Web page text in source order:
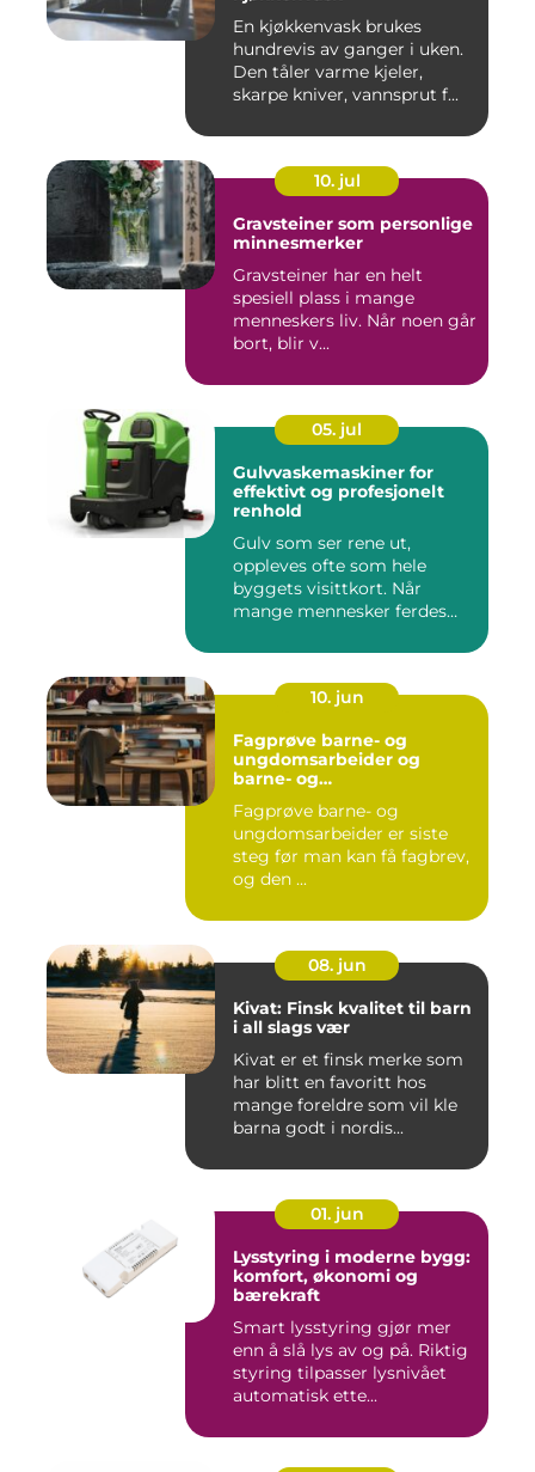
En kjøkkenvask brukes
hundrevis av ganger i uken.
Den tåler varme kjeler,
skarpe kniver, vannsprut f...
10. jul
Gravsteiner som personlige
minnesmerker
Gravsteiner har en helt
spesiell plass i mange
menneskers liv. Når noen går
bort, blir v...
05. jul
Gulvvaskemaskiner for
effektivt og profesjonelt
renhold
Gulv som ser rene ut,
oppleves ofte som hele
byggets visittkort. Når
mange mennesker ferdes
10. jun
Fagprøve barne- og
ungdomsarbeider og
barne- og
– veien til fagbrev
Fagprøve barne- og
ungdomsarbeider er siste
steg før man kan få fagbrev,
og den ...
08. jun
Kivat: Finsk kvalitet til barn
i all slags vær
Kivat er et finsk merke som
har blitt en favoritt hos
mange foreldre som vil kle
barna godt i nordis...
01. jun
Lysstyring i moderne bygg:
komfort, økonomi og
bærekraft
Smart lysstyring gjør mer
enn å slå lys av og på. Riktig
styring tilpasser lysnivået
automatisk ette...